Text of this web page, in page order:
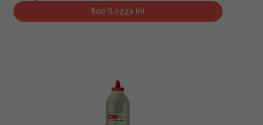
Köp (Logga in)